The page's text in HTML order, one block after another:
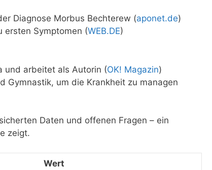
Diagnose Morbus Bechterew (aponet.de)
ersten Symptomen (WEB.DE)
und arbeitet als Autorin (OK! Magazin)
Gymnastik, um die Krankheit zu managen
Daten und offenen Fragen – ein
zeigt.
Wert